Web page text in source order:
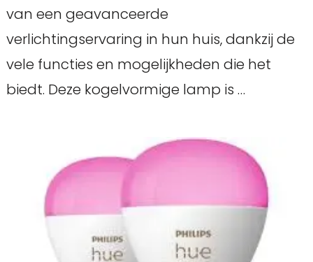
van een geavanceerde
verlichtingservaring in hun huis, dankzij de
vele functies en mogelijkheden die het
biedt. Deze kogelvormige lamp is …